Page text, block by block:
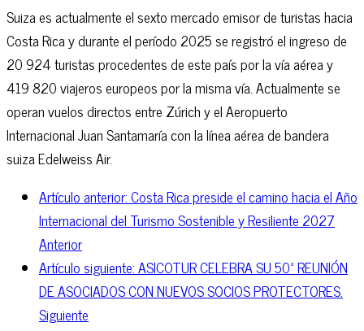
Suiza es actualmente el sexto mercado emisor de turistas hacia
Costa Rica y durante el período 2025 se registró el ingreso de
20 924 turistas procedentes de este país por la vía aérea y
419 820 viajeros europeos por la misma vía. Actualmente se
operan vuelos directos entre Zúrich y el Aeropuerto
Internacional Juan Santamaría con la línea aérea de bandera
suiza Edelweiss Air.
Artículo anterior: Costa Rica preside el camino hacia el Año
Internacional del Turismo Sostenible y Resiliente 2027
Anterior
Artículo siguiente: ASICOTUR CELEBRA SU 50ª REUNIÓN
DE ASOCIADOS CON NUEVOS SOCIOS PROTECTORES.
Siguiente